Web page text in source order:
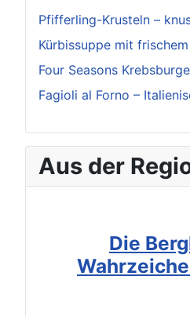
Pfifferling-Krusteln –
Kürbissuppe mit
Four Seasons
Fagioli al Forno –
Aus der
Die